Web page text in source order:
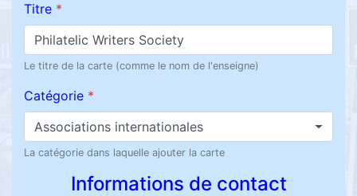
Titre *
Le titre de la carte (comme le nom de l'enseigne)
Catégorie *
Associations internationales
La catégorie dans laquelle ajouter la carte
Informations de contact